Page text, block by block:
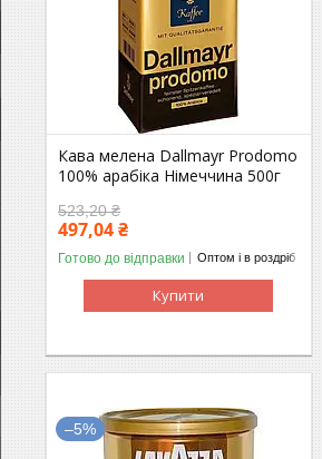
Кава мелена Dallmayr Prodomo
100% арабіка Німеччина 500г
523,20 ₴
497,04 ₴
Готово до відправки Оптом і в роздріб
Купити
–5%